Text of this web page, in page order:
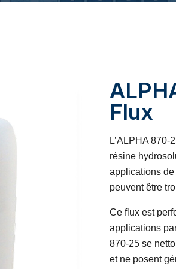
Flux
L’ALPHA
résine
applications
peuvent être
Ce flux est
applications
870-25 se
et ne posent